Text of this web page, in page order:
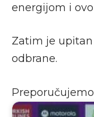
energijom i
Zatim je
odbrane.
Preporučujemo